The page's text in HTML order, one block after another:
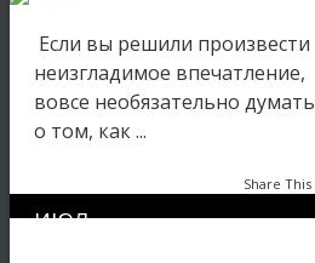
Если вы решили произвести
неизгладимое впечатление,
вовсе необязательно думать
о том, как ...
Share This
ИЮЛ